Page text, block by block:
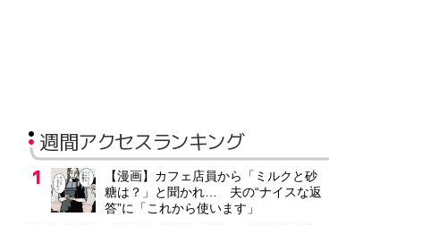
週間アクセスランキング
【漫画】カフェ店員から「ミルクと砂
糖は？」と聞かれ… 夫の“ナイスな返
答”に「これから使います」